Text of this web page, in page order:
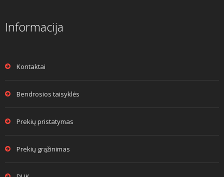
Informacija
Kontaktai
Bendrosios taisyklės
Prekių pristatymas
Prekių grąžinimas